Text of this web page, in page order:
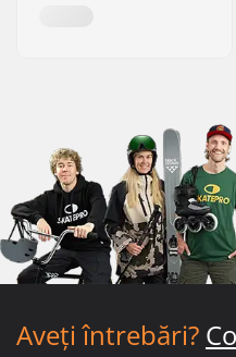
Aveți întrebări?